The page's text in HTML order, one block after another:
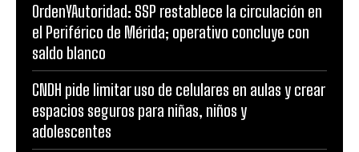
OrdenYAutoridad: SSP restablece la circulación en
el Periférico de Mérida; operativo concluye con
saldo blanco
CNDH pide limitar uso de celulares en aulas y crear
espacios seguros para niñas, niños y
adolescentes